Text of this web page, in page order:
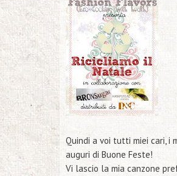
Quindi a voi tutti miei cari, i
auguri di Buone Feste!
Vi lascio la mia canzone